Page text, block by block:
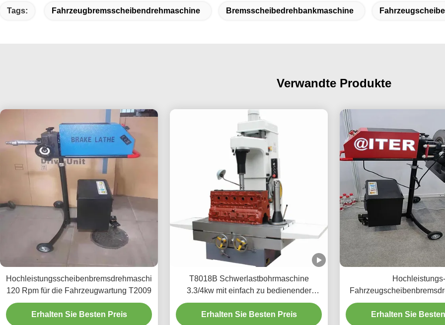
Tags: Fahrzeugbremsscheibendrehmaschine Bremsscheibedrehbankmaschine
Verwandte Produkte
Hochleistungsscheibenbremsdrehmaschine
120 Rpm für die Fahrzeugwartung T2009
Erhalten Sie Besten Preis
T8018B Schwerlastbohrmaschine
3.3/4kw mit einfach zu bedienender
Schnittstelle
Erhalten Sie Besten Preis
Hochleistungs-
220v/110v für die
Erhalten Sie